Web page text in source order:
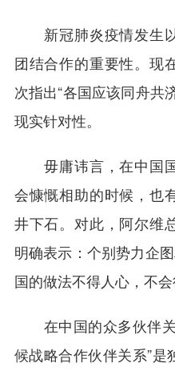
新冠肺炎疫情发生以
团结合作的重要性。现
次指出“各国应该同舟共
现实针对性。
毋庸讳言，在中国国
会慷慨相助的时候，也
井下石。对此，阿尔维
明确表示：个别势力企
国的做法不得人心，不会
在中国的众多伙伴关
候战略合作伙伴关系”是